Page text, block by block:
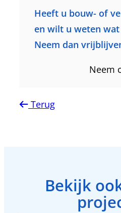
Heeft u bouw- of
en wilt u weten
Neem dan
Neem
Terug
Bekijk